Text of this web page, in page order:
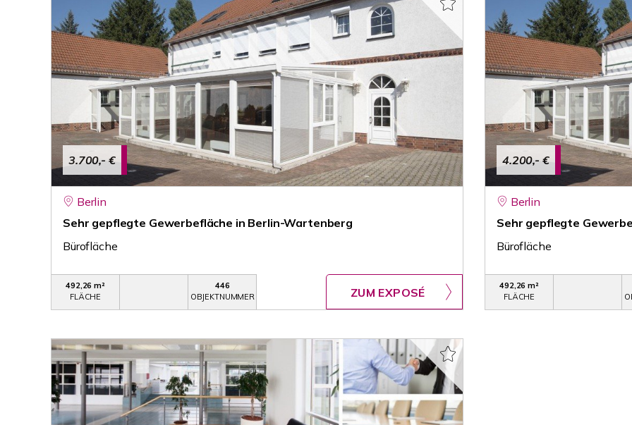
3.700,- €
Berlin
Sehr gepflegte Gewerbefläche in Berlin-Wartenberg
Bürofläche
492,26 m²
FLÄCHE
446
OBJEKTNUMMER
ZUM EXPOSÉ
4.200,- €
Berlin
Sehr gepflegte
Bürofläche
492,26 m²
FLÄCHE